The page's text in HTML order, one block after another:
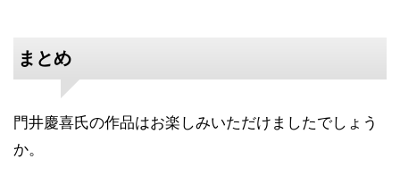
まとめ
門井慶喜氏の作品はお楽しみいただけましたでしょう
か。